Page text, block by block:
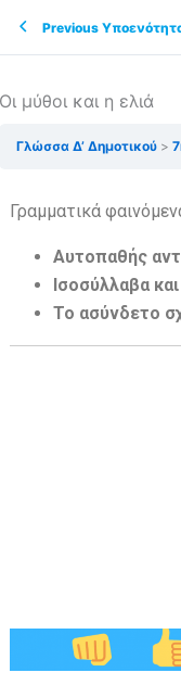
Previous
Οι μύθοι και η ελιά
Γλώσσα Δ’ Δημοτικού
Γραμματικά
Αυτοπαθής
Ισοσύλλαβα
Το ασύνδετο